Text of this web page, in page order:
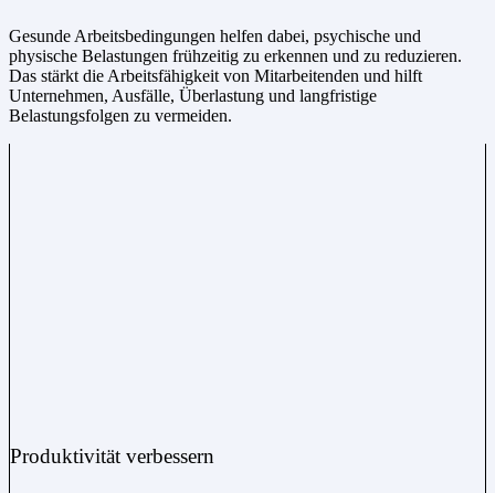
Gesunde Arbeitsbedingungen helfen dabei, psychische und
physische Belastungen frühzeitig zu erkennen und zu reduzieren.
Das stärkt die Arbeitsfähigkeit von Mitarbeitenden und hilft
Unternehmen, Ausfälle, Überlastung und langfristige
Belastungsfolgen zu vermeiden.
Produktivität verbessern